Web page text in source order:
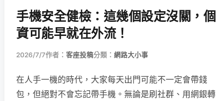
手機安全健檢：這幾個設定沒關，個
資可能早就在外流！
2026/7/7作者： 客座投稿分類： 網路大小事
在人手一機的時代，大家每天出門可能不一定會帶錢
包，但絕對不會忘記帶手機。無論是刷社群、用網銀轉